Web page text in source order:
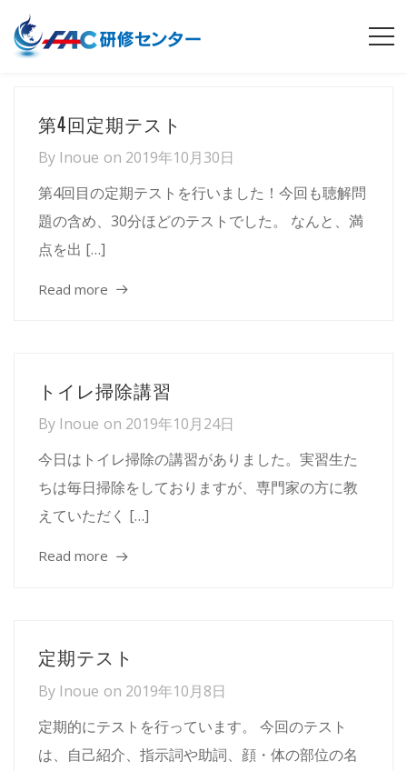
第4回定期テスト
By Inoue on 2019年10月30日
第4回目の定期テストを行いました！今回も聴解問
題の含め、30分ほどのテストでした。 なんと、満
点を出 […]
Read more
トイレ掃除講習
By Inoue on 2019年10月24日
今日はトイレ掃除の講習がありました。実習生た
ちは毎日掃除をしておりますが、専門家の方に教
えていただく […]
Read more
定期テスト
By Inoue on 2019年10月8日
定期的にテストを行っています。 今回のテスト
は、自己紹介、指示詞や助詞、顔・体の部位の名